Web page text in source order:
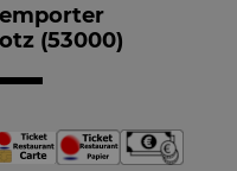
(53000)